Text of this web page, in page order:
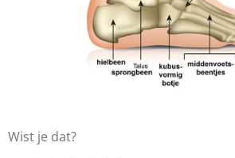
Wist je dat?